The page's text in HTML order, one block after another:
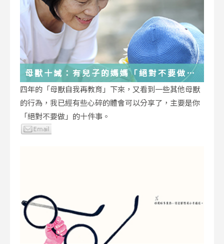
母獸十誡：有兒子的媽媽「絕對不要做」
的十件事
四年的「母獸自我再教育」下來，又看到一些其他母獸
的行為，我已經有些心碎的體會可以分享了，主要是你
「絕對不要做」的十件事。